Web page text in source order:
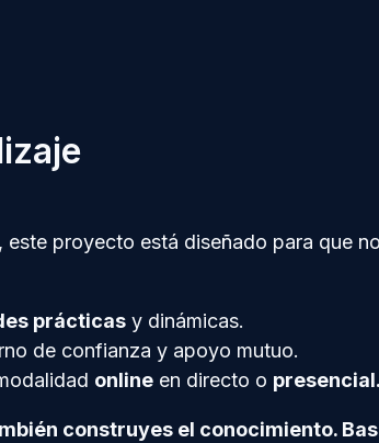
proyecto está diseñado para que
prácticas y dinámicas.
de confianza y apoyo mutuo.
online en directo o presencial.
construyes el conocimiento.